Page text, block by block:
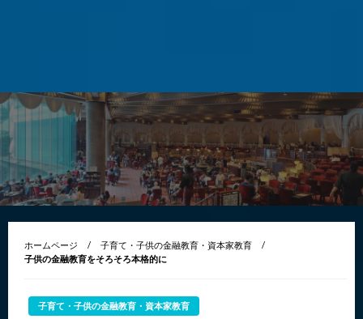
ホームページ
子育て・子供の金融教育・資本家教育
子供の金融教育をそろそろ本格的に
子育て・子供の金融教育・資本家教育